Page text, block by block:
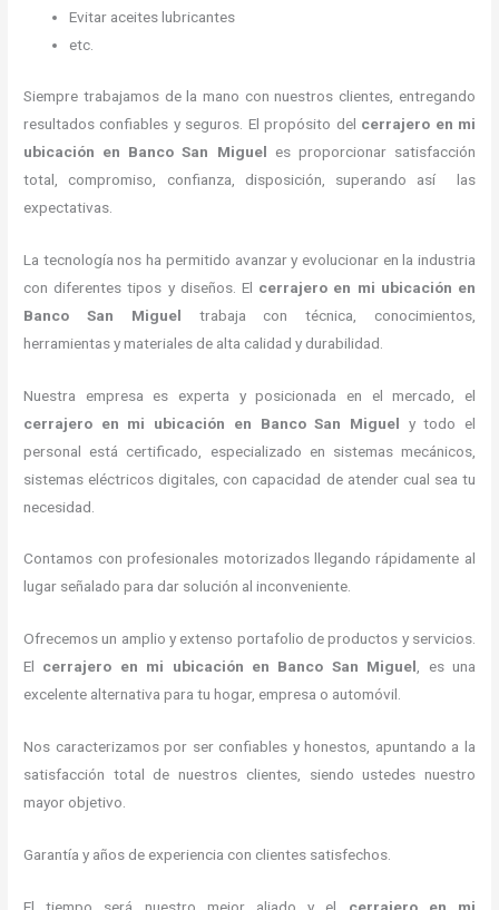
Evitar aceites lubricantes
etc.
Siempre trabajamos de la mano con nuestros clientes, entregando
resultados confiables y seguros. El propósito del cerrajero en mi
ubicación en Banco San Miguel es proporcionar satisfacción
total, compromiso, confianza, disposición, superando así las
expectativas.
La tecnología nos ha permitido avanzar y evolucionar en la industria
con diferentes tipos y diseños. El cerrajero en mi ubicación en
Banco San Miguel trabaja con técnica, conocimientos,
herramientas y materiales de alta calidad y durabilidad.
Nuestra empresa es experta y posicionada en el mercado, el
cerrajero en mi ubicación en Banco San Miguel y todo el
personal está certificado, especializado en sistemas mecánicos,
sistemas eléctricos digitales, con capacidad de atender cual sea tu
necesidad.
Contamos con profesionales motorizados llegando rápidamente al
lugar señalado para dar solución al inconveniente.
Ofrecemos un amplio y extenso portafolio de productos y servicios.
El cerrajero en mi ubicación en Banco San Miguel, es una
excelente alternativa para tu hogar, empresa o automóvil.
Nos caracterizamos por ser confiables y honestos, apuntando a la
satisfacción total de nuestros clientes, siendo ustedes nuestro
mayor objetivo.
Garantía y años de experiencia con clientes satisfechos.